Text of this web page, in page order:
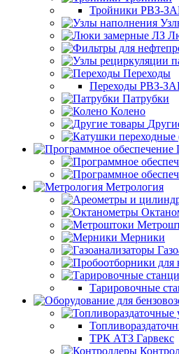
Тройники РВЗ-
Переходы
Переходы РВЗ-
Патрубки
Колено
Метрология
Мерники
Тарировочные
ТРК АТЗ Гарвекс